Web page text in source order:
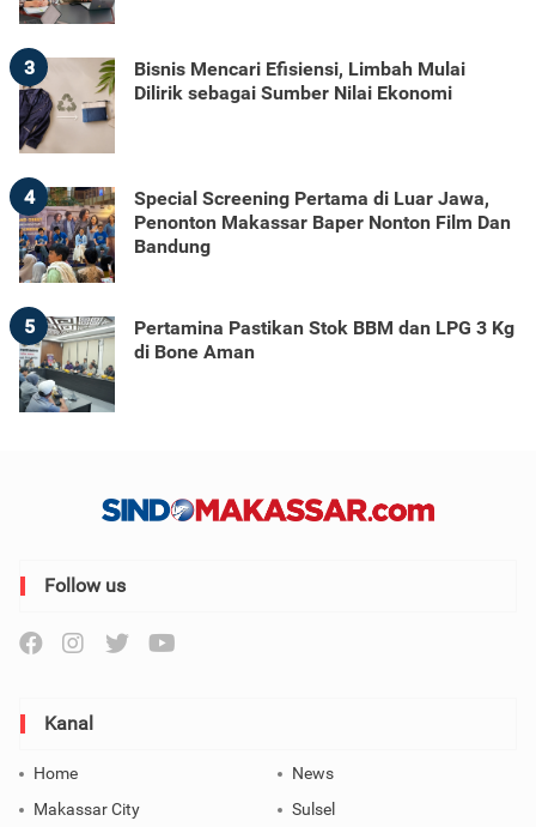
3
Bisnis Mencari Efisiensi, Limbah Mulai
Dilirik sebagai Sumber Nilai Ekonomi
4
Special Screening Pertama di Luar Jawa,
Penonton Makassar Baper Nonton Film Dan
Bandung
5
Pertamina Pastikan Stok BBM dan LPG 3 Kg
di Bone Aman
Follow us
Kanal
Home
News
Makassar City
Sulsel